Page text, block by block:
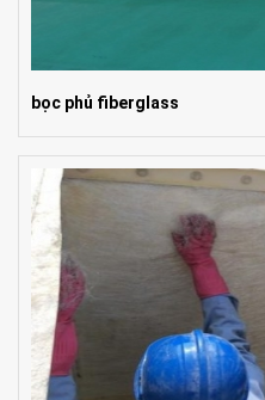
bọc phủ fiberglass